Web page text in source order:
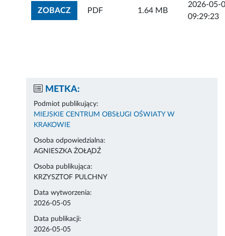
ZOBACZZOBACZ ZAŁĄCZNIK
PDF 1.64 MB
2026-05-
09:29:23
METKA:
Podmiot publikujący:
MIEJSKIE CENTRUM OBSŁUGI OŚWIATY W
KRAKOWIE
Osoba odpowiedzialna:
AGNIESZKA ŻOŁĄDŹ
Osoba publikująca:
KRZYSZTOF PULCHNY
Data wytworzenia:
2026-05-05
Data publikacji:
2026-05-05